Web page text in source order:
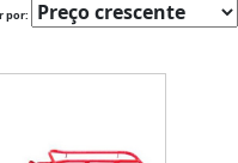
por: